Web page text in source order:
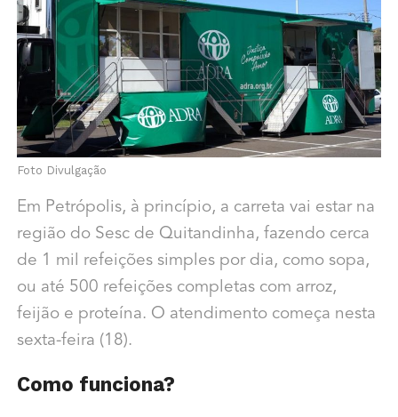
Foto Divulgação
Em Petrópolis, à princípio, a carreta vai estar na
região do Sesc de Quitandinha, fazendo cerca
de 1 mil refeições simples por dia, como sopa,
ou até 500 refeições completas com arroz,
feijão e proteína. O atendimento começa nesta
sexta-feira (18).
Como funciona?